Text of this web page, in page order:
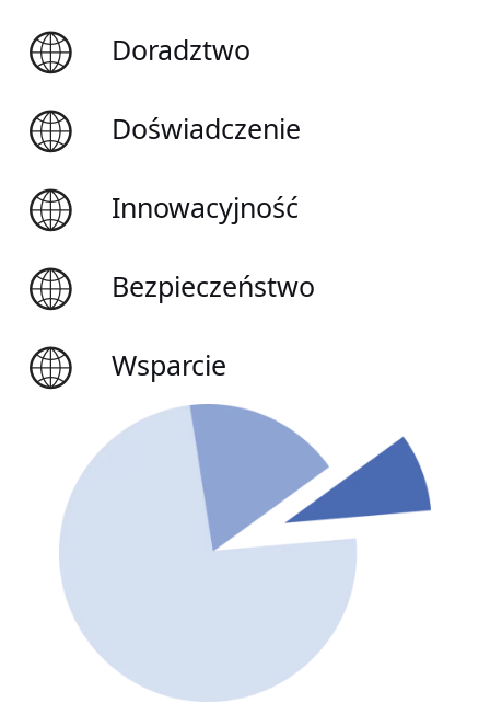
Doradztwo
Doświadczenie
Innowacyjność
Bezpieczeństwo
Wsparcie